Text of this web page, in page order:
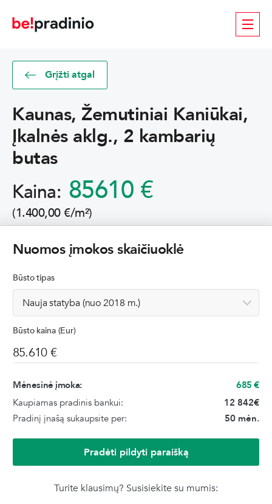
Nuomos įmokos skaičiuoklė
Būsto tipas
Būsto kaina (Eur)
Mėnesinė įmoka: 685 €
Kaupiamas pradinis bankui:
12 842€
Pradinį įnašą sukaupsite per:
50 mėn.
Pradėti pildyti paraišką
Turite klausimų? Susisiekite su mumis:
Grįžti atgal
Kaunas, Žemutiniai Kaniūkai,
Įkalnės aklg., 2 kambarių
butas
Kaina: 85610 €
(1.400,00 €/m²)